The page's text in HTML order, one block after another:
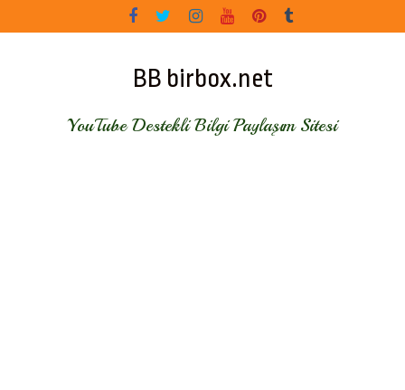
to
BB birbox.net
YouTube Destekli Bilgi Paylaşım Sitesi